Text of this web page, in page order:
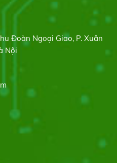
Đoàn Ngoại Giao, P. Xuân
Nội